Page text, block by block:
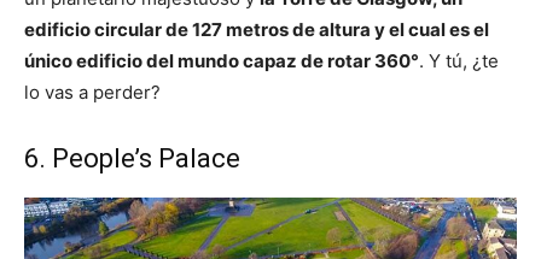
edificio circular de 127 metros de altura y el cual es el
único edificio del mundo capaz de rotar 360°. Y tú, ¿te
lo vas a perder?
6. People’s Palace